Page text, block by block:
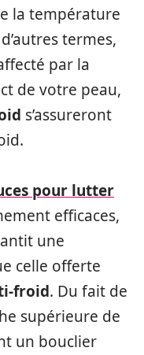
la température
termes,
par la
de votre peau,
s’assureront
pour lutter
efficaces,
une
celle offerte
froid. Du fait de
supérieure de
un bouclier